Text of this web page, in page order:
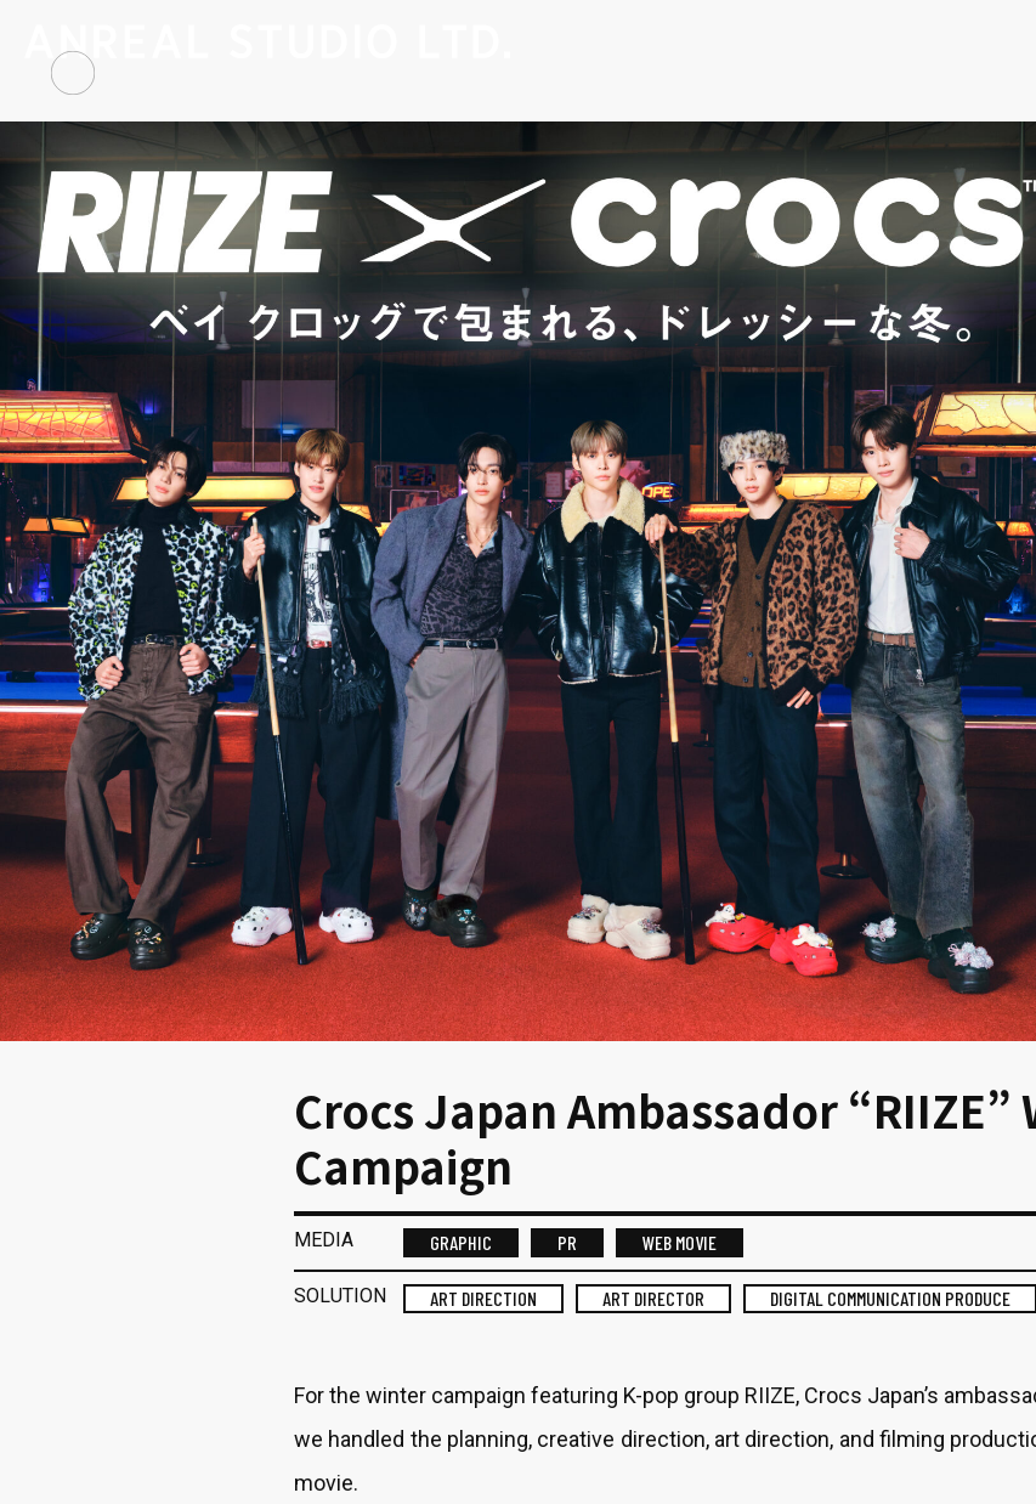
Crocs Japan Ambassador “RIIZE”
Campaign
MEDIA GRAPHIC PR WEB MOVIE
SOLUTION ART DIRECTION ART DIRECTOR DIGITAL COMMUNICATION PRODUCE
For the winter campaign featuring K-pop group RIIZE, Crocs Japan’s
we handled the planning, creative direction, art direction, and filming
movie.